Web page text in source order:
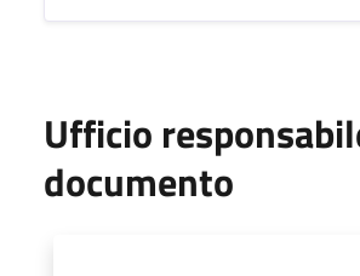
Ufficio
documento